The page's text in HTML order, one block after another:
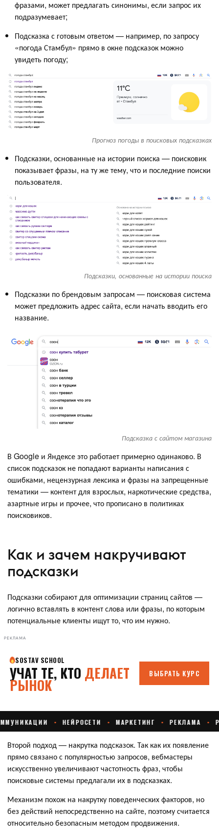
фразами, может предлагать синонимы, если запрос их
подразумевает;
Подсказка с готовым ответом — например, по запросу
«погода Стамбул» прямо в окне подсказок можно
увидеть погоду;
Прогноз погоды в поисковых подсказках
Подсказки, основанные на истории поиска — поисковик
показывает фразы, на ту же тему, что и последние поиски
пользователя.
Подсказки, основанные на истории поиска
Подсказки по брендовым запросам — поисковая система
может предложить адрес сайта, если начать вводить его
название.
Подсказка с сайтом магазина
В Google и Яндексе это работает примерно одинаково. В
список подсказок не попадают варианты написания с
ошибками, нецензурная лексика и фразы на запрещенные
тематики — контент для взрослых, наркотические средства,
азартные игры и прочее, что прописано в политиках
поисковиков.
Как и зачем накручивают
подсказки
Подсказки собирают для оптимизации страниц сайтов —
логично вставлять в контент слова или фразы, по которым
потенциальные клиенты ищут то, что им нужно.
РЕКЛАМА
Второй подход — накрутка подсказок. Так как их появление
прямо связано с популярностью запросов, вебмастеры
искусственно увеличивают частотность фраз, чтобы
поисковые системы предлагали их в подсказках.
Механизм похож на накрутку поведенческих факторов, но
без действий непосредственно на сайте, поэтому считается
относительно безопасным методом продвижения.